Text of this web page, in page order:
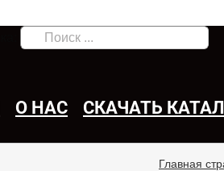
О НАС СКАЧАТЬ
Главная